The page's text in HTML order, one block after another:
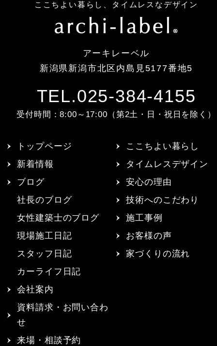
ここちよい暮らし、タイムレスなデザイン
アーキレーベル
新潟県新潟市北区内島見5177番地5
TEL.025-384-4155
受付時間：8:00～17:00（第2土・日・祝日を除く）
トップページ
新着情報
ブログ
社長のブログ
女性建築士のブログ
現場施工日記
スタッフ日記
カーライフ日記
ここちよい暮らし
タイムレスデザイン
安心の理由
技術へのこだわり
施工事例
お客様の声
家づくりの流れ
会社案内
資料請求・お問い合わ
せ
来場・相談予約